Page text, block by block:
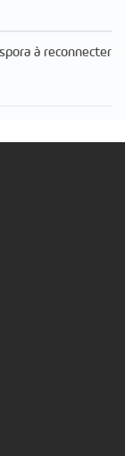
à reconnecter